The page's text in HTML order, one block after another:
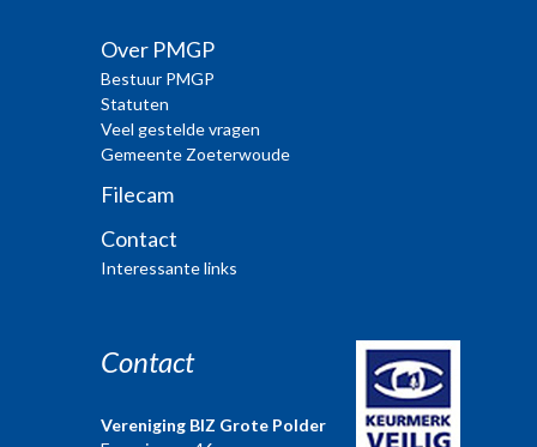
Over PMGP
Bestuur PMGP
Statuten
Veel gestelde vragen
Gemeente Zoeterwoude
Filecam
Contact
Interessante links
Contact
Vereniging BIZ Grote Polder